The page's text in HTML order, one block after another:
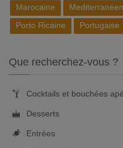
Marocaine
Porto Ricaine
Portugaise
Que recherchez-vous ?
Cocktails et bouchées
Desserts
Entrées